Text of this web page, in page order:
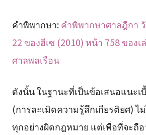
คำพิพากษา:คำพิพากษาศาลฎีกา
22 ของฮีเซ (2010) หน้า 758 ของ
ศาลพลเรือน
ดังนั้น ในฐานะที่เป็นข้อเสนอแนะเ
(การละเมิดความรู้สึกเกียรติยศ)
ทุกอย่างผิดกฎหมาย แต่เพื่อที่จะถื